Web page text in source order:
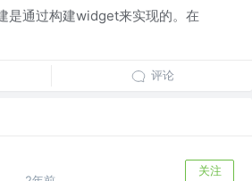
是通过构建widget来实现的。在
评论
关注